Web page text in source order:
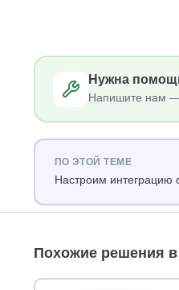
Нужна
Напишите нам —
ПО ЭТОЙ ТЕМЕ
Настроим интеграцию
Похожие решения в